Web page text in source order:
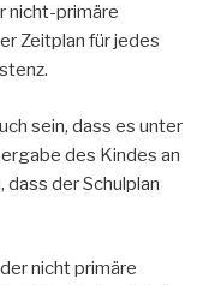
nicht-primäre
Zeitplan für jedes
sein, dass es unter
des Kindes an
der Schulplan
nicht primäre